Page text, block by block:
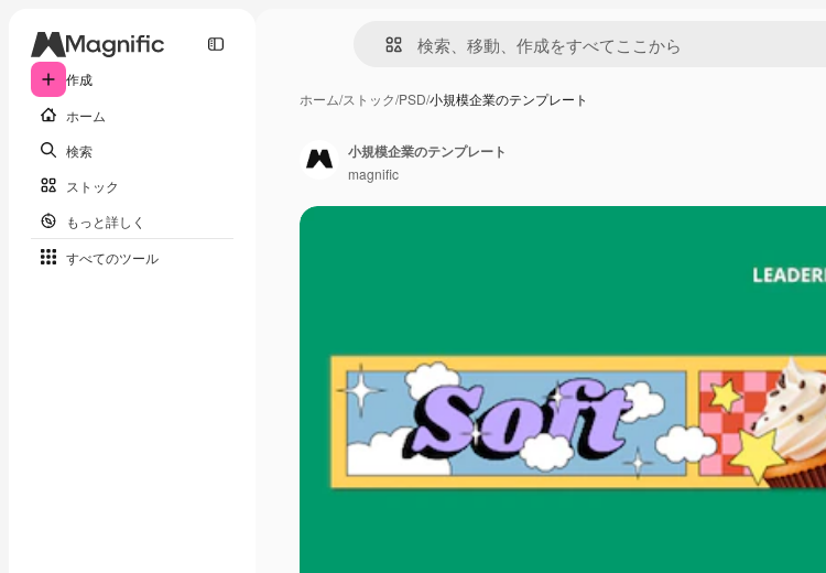
作成
ホーム
検索
ストック
もっと詳しく
すべてのツール
ホーム/ストック/PSD/小規模企業のテンプレート
小規模企業のテンプレート
magnific